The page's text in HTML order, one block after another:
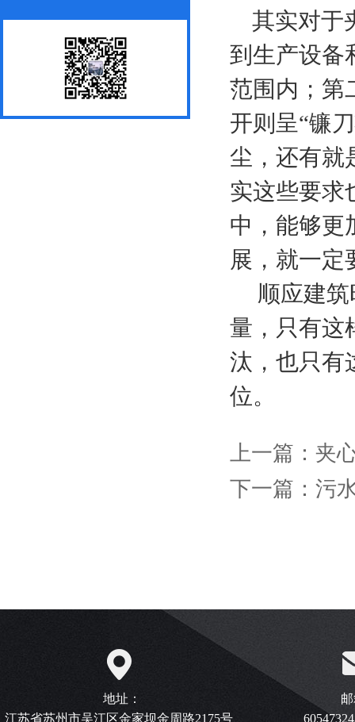
1
其实对于
到生产设备
范围内；第
开则呈“镰
尘，还有就
实这些要求
中，能够更
展，就一定
顺应建筑
量，只有这
汰，也只有
位。
上一篇：夹
下一篇：污
地址：
江苏省苏州市吴江区金家坝金周路2175号